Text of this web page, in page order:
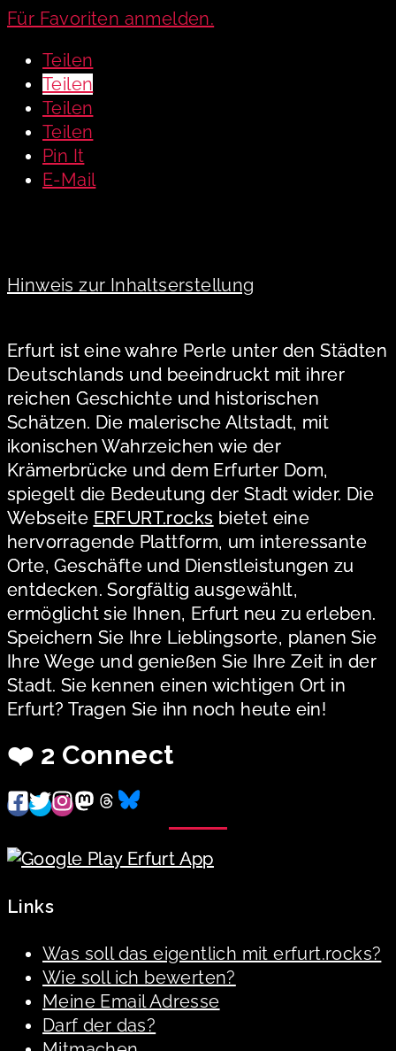
Für Favoriten anmelden.
Teilen
Teilen
Teilen
Teilen
Pin It
E-Mail
Hinweis zur Inhaltserstellung
Erfurt ist eine wahre Perle unter den Städten
Deutschlands und beeindruckt mit ihrer
reichen Geschichte und historischen
Schätzen. Die malerische Altstadt, mit
ikonischen Wahrzeichen wie der
Krämerbrücke und dem Erfurter Dom,
spiegelt die Bedeutung der Stadt wider. Die
Webseite ERFURT.rocks bietet eine
hervorragende Plattform, um interessante
Orte, Geschäfte und Dienstleistungen zu
entdecken. Sorgfältig ausgewählt,
ermöglicht sie Ihnen, Erfurt neu zu erleben.
Speichern Sie Ihre Lieblingsorte, planen Sie
Ihre Wege und genießen Sie Ihre Zeit in der
Stadt. Sie kennen einen wichtigen Ort in
Erfurt? Tragen Sie ihn noch heute ein!
❤️ 2 Connect
Links
Was soll das eigentlich mit erfurt.rocks?
Wie soll ich bewerten?
Meine Email Adresse
Darf der das?